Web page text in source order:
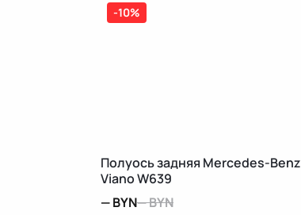
-10%
Полуось задняя Mercedes-Benz
Viano W639
—BYN—BYN